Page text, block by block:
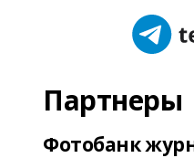
Партнеры
Фотобанк